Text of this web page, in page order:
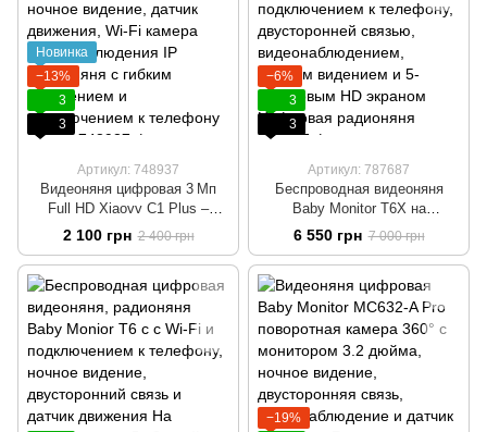
Новинка
−13%
3
3
Артикул: 748937
Видеоняня цифровая 3 Мп
Full HD Xiaovv C1 Plus –
двухсторонняя связь, ночное
видение, датчик движения,
Wi-Fi камера
видеонаблюдения IP
Радионяня с гибким
креплением и подключением
к телефону Белый
2 100 грн 2 400 грн
−6%
3
3
Артикул: 787687
Беспроводная видеоняня
Baby Monitor T6X на
аккумуляторе, с Wi-Fi,
подключением к телефону,
двусторонней связью,
видеонаблюдением, ночным
видением и 5-дюймовым HD
экраном Цифровая радионяня
6 550 грн 7 000 грн
−19%